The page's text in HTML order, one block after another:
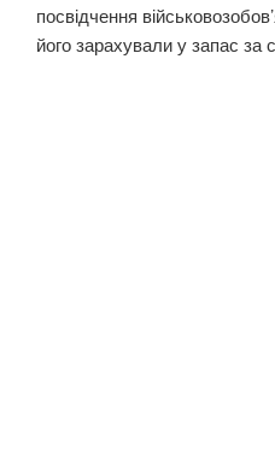
посвідчення
його зарахували у запас за